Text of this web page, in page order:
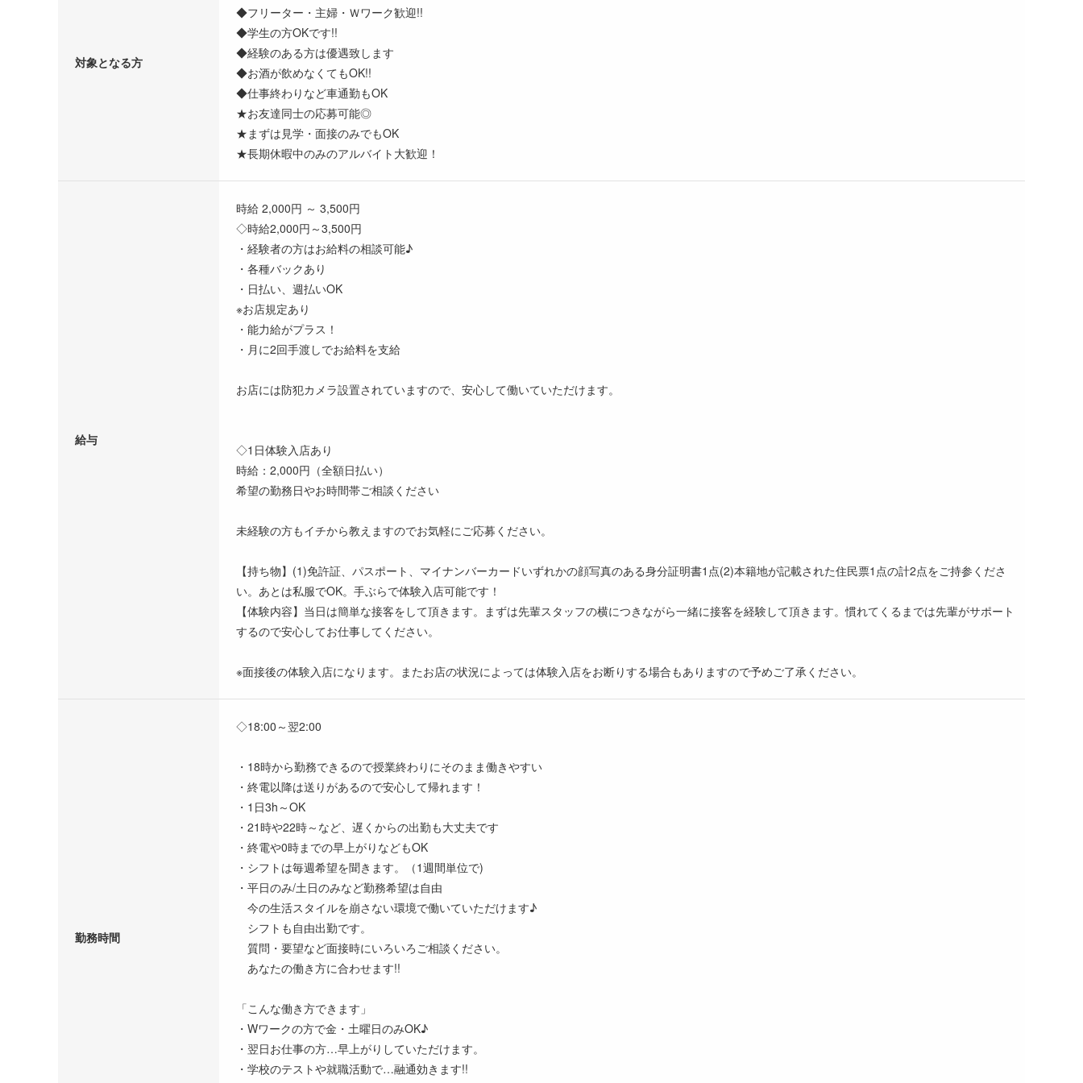
対象となる方
◆フリーター・主婦・Ｗワーク歓迎!!
◆学生の方OKです!!
◆経験のある方は優遇致します
◆お酒が飲めなくてもOK!!
◆仕事終わりなど車通勤もOK
★お友達同士の応募可能◎
★まずは見学・面接のみでもOK
★長期休暇中のみのアルバイト大歓迎！
給与
時給 2,000円 ～ 3,500円
◇時給2,000円～3,500円
・経験者の方はお給料の相談可能♪
・各種バックあり
・日払い、週払いOK
※お店規定あり
・能力給がプラス！
・月に2回手渡しでお給料を支給
お店には防犯カメラ設置されていますので、安心して働いていただけます。
◇1日体験入店あり
時給：2,000円（全額日払い）
希望の勤務日やお時間帯ご相談ください
未経験の方もイチから教えますのでお気軽にご応募ください。
【持ち物】(1)免許証、パスポート、マイナンバーカードいずれかの顔写真のある身分証明書1点(2)本籍地が記載された住民票1点の計2点をご持参くださ
い。あとは私服でOK。手ぶらで体験入店可能です！
【体験内容】当日は簡単な接客をして頂きます。まずは先輩スタッフの横につきながら一緒に接客を経験して頂きます。慣れてくるまでは先輩がサポート
するので安心してお仕事してください。
※面接後の体験入店になります。またお店の状況によっては体験入店をお断りする場合もありますので予めご了承ください。
勤務時間
◇18:00～翌2:00
・18時から勤務できるので授業終わりにそのまま働きやすい
・終電以降は送りがあるので安心して帰れます！
・1日3h～OK
・21時や22時～など、遅くからの出勤も大丈夫です
・終電や0時までの早上がりなどもOK
・シフトは毎週希望を聞きます。（1週間単位で)
・平日のみ/土日のみなど勤務希望は自由
今の生活スタイルを崩さない環境で働いていただけます♪
シフトも自由出勤です。
質問・要望など面接時にいろいろご相談ください。
あなたの働き方に合わせます!!
「こんな働き方できます」
・Wワークの方で金・土曜日のみOK♪
・翌日お仕事の方…早上がりしていただけます。
・学校のテストや就職活動で…融通効きます!!